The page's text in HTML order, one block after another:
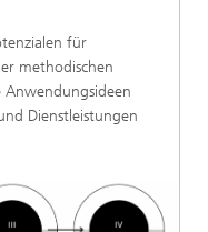
für
methodischen
Anwendungsideen
Dienstleistungen